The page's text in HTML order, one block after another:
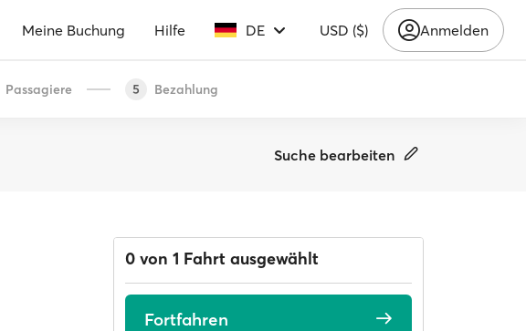
Meine Buchung Hilfe DE USD ($) Anmelden
Passagiere 5 Bezahlung
Suche bearbeiten
0 von 1 Fahrt ausgewählt
Fortfahren